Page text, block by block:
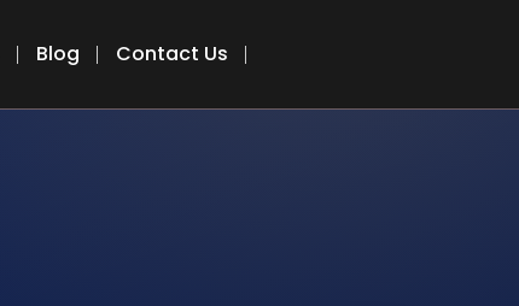
Blog Contact Us